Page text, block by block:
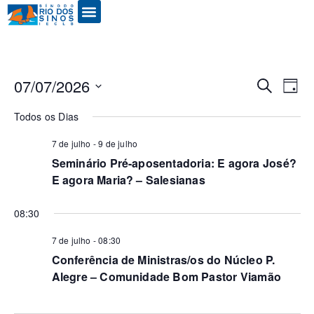
de
de
Procurar
Dia
07/07/2026
a
data.
Todos os Dias
7 de julho -9 de julho
Seminário Pré-aposentadoria: E agora José?
E agora Maria? – Salesianas
08:30
7 de julho - 08:30
Conferência de Ministras/os do Núcleo P.
Alegre – Comunidade Bom Pastor Viamão